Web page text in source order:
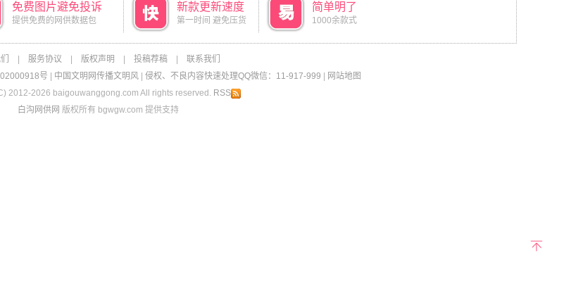
免费图片避免投诉
提供免费的网供数据包
新款更新速度
第一时间 避免压货
简单明了
1000余款式
服务协议 版权声明 投稿荐稿
联系我们
号 中国文明网传播文明风| 侵权、不良内容快速处理QQ微信：11-917-999
网站地图
2012-2026 baigouwanggong.com All rights reserved. RSS
白沟网供网 版权所有 bgwgw.com 提供支持